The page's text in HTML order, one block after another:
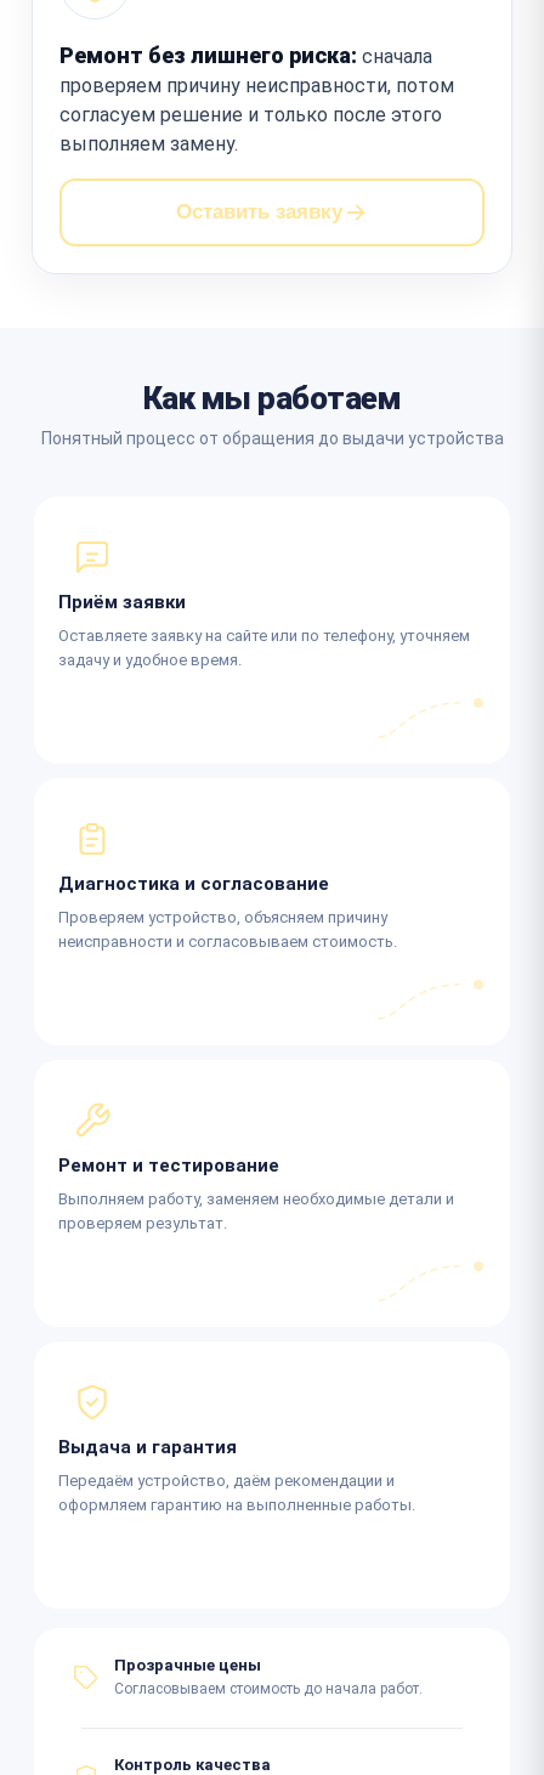
Ремонт без лишнего риска: сначала
проверяем причину неисправности, потом
согласуем решение и только после этого
выполняем замену.
Оставить заявку
Как мы работаем
Понятный процесс от обращения до выдачи устройства
Приём заявки
Оставляете заявку на сайте или по телефону, уточняем
задачу и удобное время.
Диагностика и согласование
Проверяем устройство, объясняем причину
неисправности и согласовываем стоимость.
Ремонт и тестирование
Выполняем работу, заменяем необходимые детали и
проверяем результат.
Выдача и гарантия
Передаём устройство, даём рекомендации и
оформляем гарантию на выполненные работы.
Прозрачные цены
Согласовываем стоимость до начала работ.
Контроль качества